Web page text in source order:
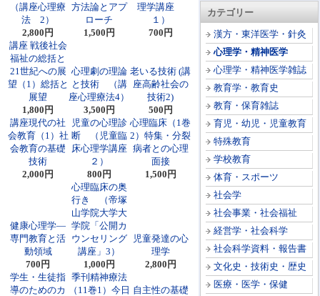
カテゴリー
漢方・東洋医学・針灸
心理学・精神医学
心理学・精神医学雑誌
教育学・教育史
教育・保育雑誌
育児・幼児・児童教育
特殊教育
学校教育
体育・スポーツ
社会学
社会事業・社会福祉
経営学・社会科学
社会科学資料・報告書
文化史・技術史・歴史
医療・医学・保健
（講座心理療
法 2）
2,800円
方法論とアプ
ローチ
1,500円
理学講座
１）
700円
講座 戦後社会
福祉の総括と
21世紀への展
望（1）総括と
展望
1,800円
心理劇の理論
と技術 （講
座心理療法4）
3,500円
老いる技術 (講
座高齢社会の
技術2)
500円
講座現代の社
会教育（1）社
会教育の基礎
技術
2,000円
児童の心理診
断 （児童臨
床心理学講座
２）
800円
心理臨床（1巻
2）特集・分裂
病者との心理
面接
1,500円
健康心理学―
専門教育と活
動領域
700円
心理臨床の奥
行き （帝塚
山学院大学大
学院「公開カ
ウンセリング
講座」3）
1,000円
児童発達の心
理学
2,800円
学生・生徒指
導のためのカ
季刊精神療法
（11巻1）今日 自主性の基礎